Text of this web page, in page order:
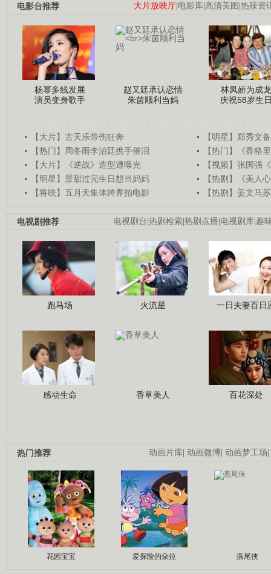
大片放映厅 电影库 高清美图 热辣资
电影台推荐
杨幂多线发展
演员变身歌手
赵又廷承认恋情
朱茵顺利当妈
林凤娇为成龙
庆祝58岁生
【大片】古天乐带伤狂奔
【明星】郑秀文
【热门】周冬雨李治廷携手催泪
【热门】《香格
【大片】《逆战》造型遭曝光
【视频】张国强
【明星】景甜过完生日想当妈妈
【热剧】《美人
【将映】五月天集体跨界拍电影
【热剧】姜文马
电视剧台 热剧检索 热剧点播 电视剧库 趣
电视剧推荐
跑马场 火流星 一日夫妻百日
感动生命 香草美人 百花深处
动画片库 动画微博 动画梦工场
热门推荐
花园宝宝 爱探险的朵拉 燕尾侠